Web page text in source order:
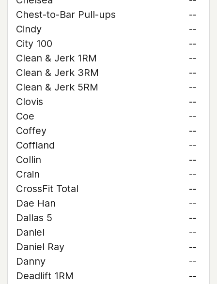
Chest-to-Bar Pull-ups
--
Cindy
--
City 100
--
Clean & Jerk 1RM
--
Clean & Jerk 3RM
--
Clean & Jerk 5RM
--
Clovis
--
Coe
--
Coffey
--
Coffland
--
Collin
--
Crain
--
CrossFit Total
--
Dae Han
--
Dallas 5
--
Daniel
--
Daniel Ray
--
Danny
--
Deadlift 1RM
--